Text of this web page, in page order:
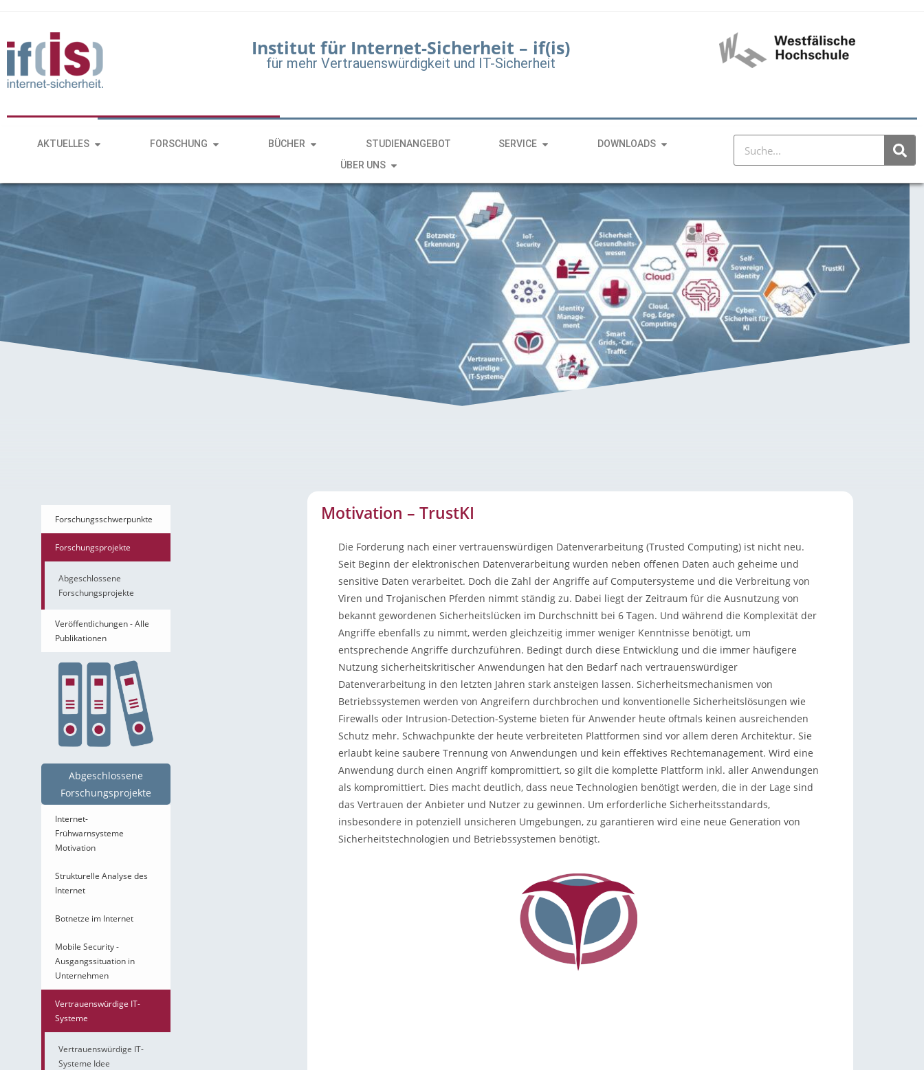
Institut für Internet-Sicherheit – if(is)
für mehr Vertrauenswürdigkeit und IT-Sicherheit
AKTUELLES FORSCHUNG BÜCHER STUDIENANGEBOT SERVICE
DOWNLOADS
ÜBER UNS
Forschungsschwerpunkte
Forschungsprojekte
Abgeschlossene
Forschungsprojekte
Veröffentlichungen - Alle
Publikationen
Abgeschlossene
Forschungsprojekte
Internet-
Frühwarnsysteme
Motivation
Strukturelle Analyse des
Internet
Botnetze im Internet
Mobile Security -
Ausgangssituation in
Unternehmen
Vertrauenswürdige IT-
Systeme
Vertrauenswürdige IT-
Systeme Idee
Motivation – TrustKI
Die Forderung nach einer vertrauenswürdigen Datenverarbeitung (Trusted Computing) ist nicht neu.
Seit Beginn der elektronischen Datenverarbeitung wurden neben offenen Daten auch geheime und
sensitive Daten verarbeitet. Doch die Zahl der Angriffe auf Computersysteme und die Verbreitung von
Viren und Trojanischen Pferden nimmt ständig zu. Dabei liegt der Zeitraum für die Ausnutzung von
bekannt gewordenen Sicherheitslücken im Durchschnitt bei 6 Tagen. Und während die Komplexität der
Angriffe ebenfalls zu nimmt, werden gleichzeitig immer weniger Kenntnisse benötigt, um
entsprechende Angriffe durchzuführen. Bedingt durch diese Entwicklung und die immer häufigere
Nutzung sicherheitskritischer Anwendungen hat den Bedarf nach vertrauenswürdiger
Datenverarbeitung in den letzten Jahren stark ansteigen lassen. Sicherheitsmechanismen von
Betriebssystemen werden von Angreifern durchbrochen und konventionelle Sicherheitslösungen wie
Firewalls oder Intrusion-Detection-Systeme bieten für Anwender heute oftmals keinen ausreichenden
Schutz mehr. Schwachpunkte der heute verbreiteten Plattformen sind vor allem deren Architektur. Sie
erlaubt keine saubere Trennung von Anwendungen und kein effektives Rechtemanagement. Wird eine
Anwendung durch einen Angriff kompromittiert, so gilt die komplette Plattform inkl. aller Anwendungen
als kompromittiert. Dies macht deutlich, dass neue Technologien benötigt werden, die in der Lage sind
das Vertrauen der Anbieter und Nutzer zu gewinnen. Um erforderliche Sicherheitsstandards,
insbesondere in potenziell unsicheren Umgebungen, zu garantieren wird eine neue Generation von
Sicherheitstechnologien und Betriebssystemen benötigt.